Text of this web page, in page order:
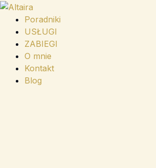
Przejdź
treści
Poradniki
USŁUGI
ZABIEGI
O mnie
Kontakt
Blog